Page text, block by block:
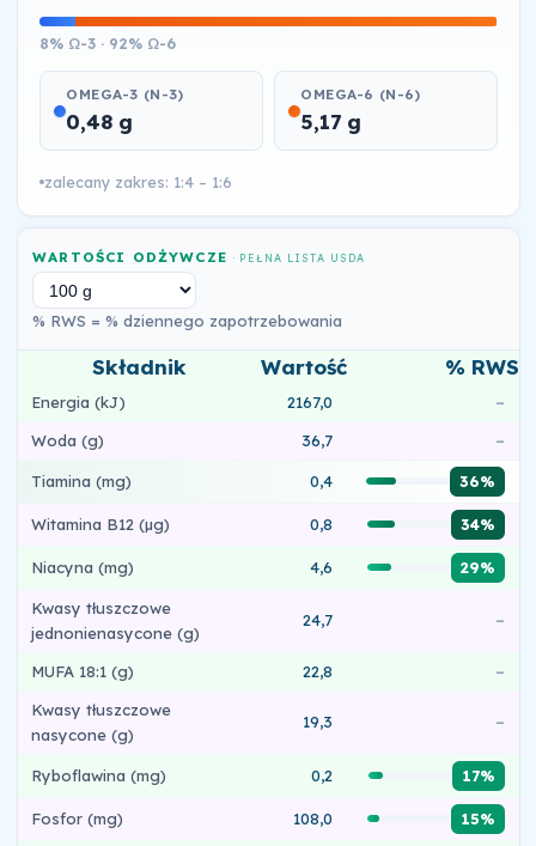
8% Ω-3 · 92% Ω-6
OMEGA-3 (N-3)
0,48 g
OMEGA-6 (N-6)
5,17 g
zalecany zakres: 1:4 – 1:6
WARTOŚCI ODŻYWCZE· PEŁNA LISTA USDA
% RWS = % dziennego zapotrzebowania
Składnik Wartość % RWS
Energia (kJ) 2167,0
–
Woda (g)
36,7 –
Tiamina (mg) 0,4 36%
Witamina B12 (µg) 0,8 34%
Niacyna (mg) 4,6 29%
Kwasy tłuszczowe
jednonienasycone (g)
24,7 –
MUFA 18:1 (g) 22,8
–
Kwasy tłuszczowe
nasycone (g)
19,3 –
Ryboflawina (mg) 0,2 17%
Fosfor (mg) 108,0 15%